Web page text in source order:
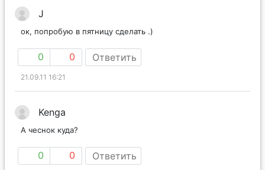
J
ок, попробую в пятницу сделать .)
0 0 Ответить
21.09.11 16:21
Kenga
А чеснок куда?
0 0 Ответить